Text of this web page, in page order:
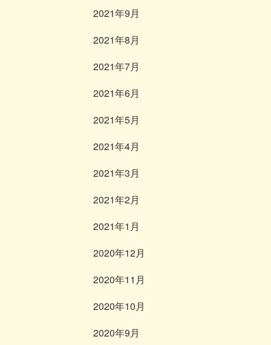
2021年9月
2021年8月
2021年7月
2021年6月
2021年5月
2021年4月
2021年3月
2021年2月
2021年1月
2020年12月
2020年11月
2020年10月
2020年9月